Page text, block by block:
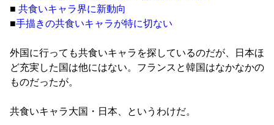
■ 共食いキャラ界に新動向
■手描きの共食いキャラが特に切ない
外国に行っても共食いキャラを探しているのだが、日本ほ
ど充実した国は他にはない。フランスと韓国はなかなかの
ものだったが。
共食いキャラ大国・日本、というわけだ。